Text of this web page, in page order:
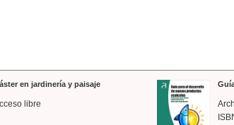
en jardinería y paisaje
libre